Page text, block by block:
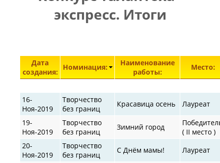
экспресс. Итоги
Дата
создания:
Номинация:
Наименование
работы:
Место:
16-
Ноя-2019
Творчество
без границ
Красавица осень
Лауреат
19-
Ноя-2019
Творчество
без границ
Зимний город
( II место )
20-
Ноя-2019
Творчество
без границ
С Днём мамы! Лауреат